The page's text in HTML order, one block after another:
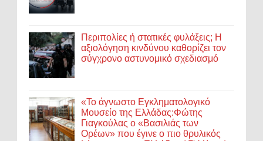
Περιπολίες ή στατικές φυλάξεις; Η
αξιολόγηση κινδύνου καθορίζει τον
σύγχρονο αστυνομικό σχεδιασμό
«Το άγνωστο Εγκληματολογικό
Μουσείο της Ελλάδας:Φώτης
Γιαγκούλας ο «Βασιλιάς των
Ορέων» που έγινε ο πιο θρυλικός